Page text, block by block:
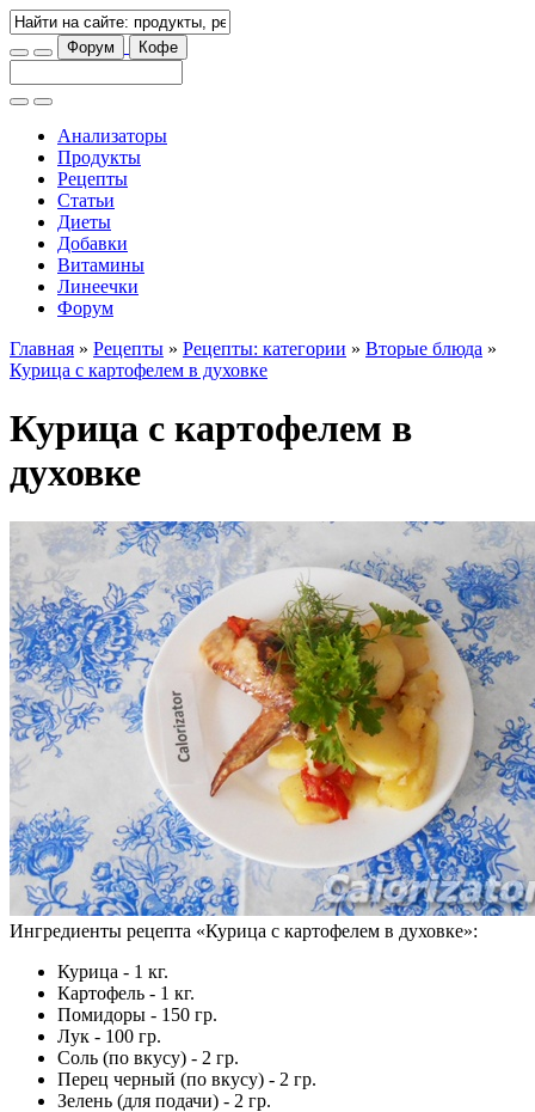
Форум Кофе
Анализаторы
Продукты
Рецепты
Статьи
Диеты
Добавки
Витамины
Линеечки
Форум
Главная » Рецепты » Рецепты: категории » Вторые блюда »
Курица с картофелем в духовке
Курица с картофелем в
духовке
Ингредиенты рецепта «Курица с картофелем в духовке»:
Курица - 1 кг.
Картофель - 1 кг.
Помидоры - 150 гр.
Лук - 100 гр.
Соль (по вкусу) - 2 гр.
Перец черный (по вкусу) - 2 гр.
Зелень (для подачи) - 2 гр.